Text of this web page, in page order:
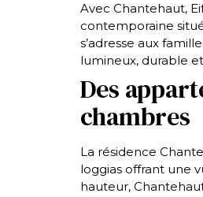
Avec Chantehaut,
contemporaine
s’adresse aux
lumineux, durable
Des
chambres
La résidence
loggias offrant une
hauteur,